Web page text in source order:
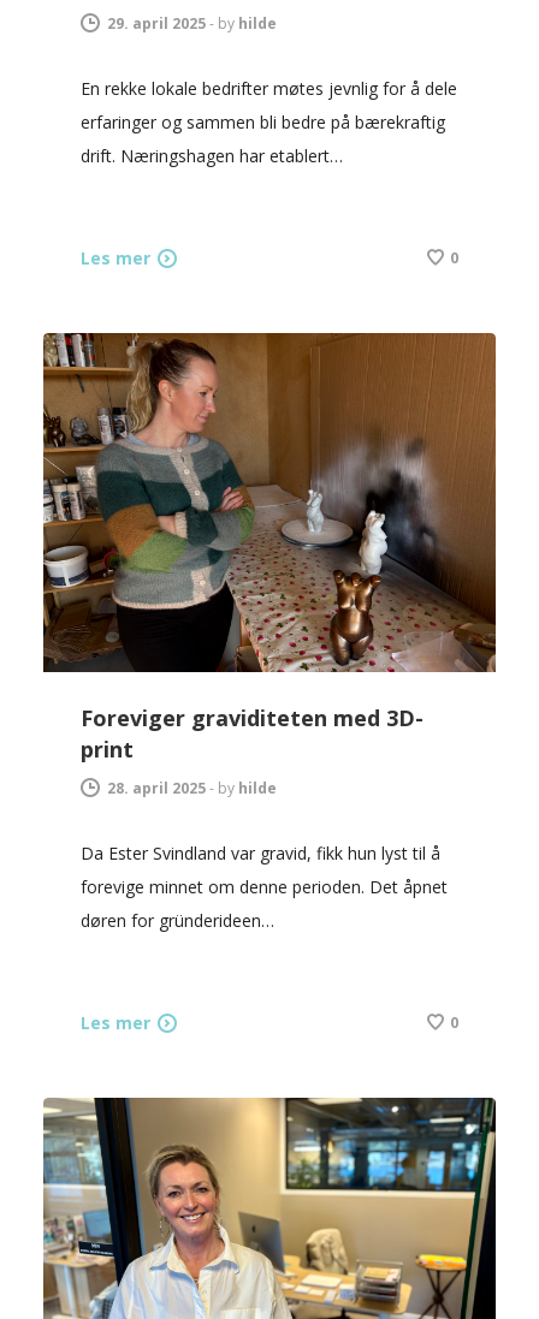
29. april 2025- by hilde
En rekke lokale bedrifter møtes jevnlig for å dele
erfaringer og sammen bli bedre på bærekraftig
drift. Næringshagen har etablert…
Les mer 0
Foreviger graviditeten med 3D-
print
28. april 2025- by hilde
Da Ester Svindland var gravid, fikk hun lyst til å
forevige minnet om denne perioden. Det åpnet
døren for gründerideen…
Les mer 0